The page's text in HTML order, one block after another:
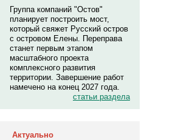
Группа компаний "Остов"
планирует построить мост,
который свяжет Русский остров
с островом Елены. Переправа
станет первым этапом
масштабного проекта
комплексного развития
территории. Завершение работ
намечено на конец 2027 года.
статьи раздела
Актуально